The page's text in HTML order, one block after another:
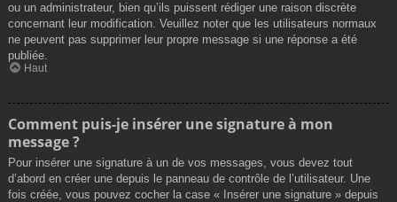
ou un administrateur, bien qu’ils puissent rédiger une raison discrète
concernant leur modification. Veuillez noter que les utilisateurs normaux
ne peuvent pas supprimer leur propre message si une réponse a été
publiée.
Haut
Comment puis-je insérer une signature à mon
message ?
Pour insérer une signature à un de vos messages, vous devez tout
d’abord en créer une depuis le panneau de contrôle de l’utilisateur. Une
fois créée, vous pouvez cocher la case « Insérer une signature » depuis